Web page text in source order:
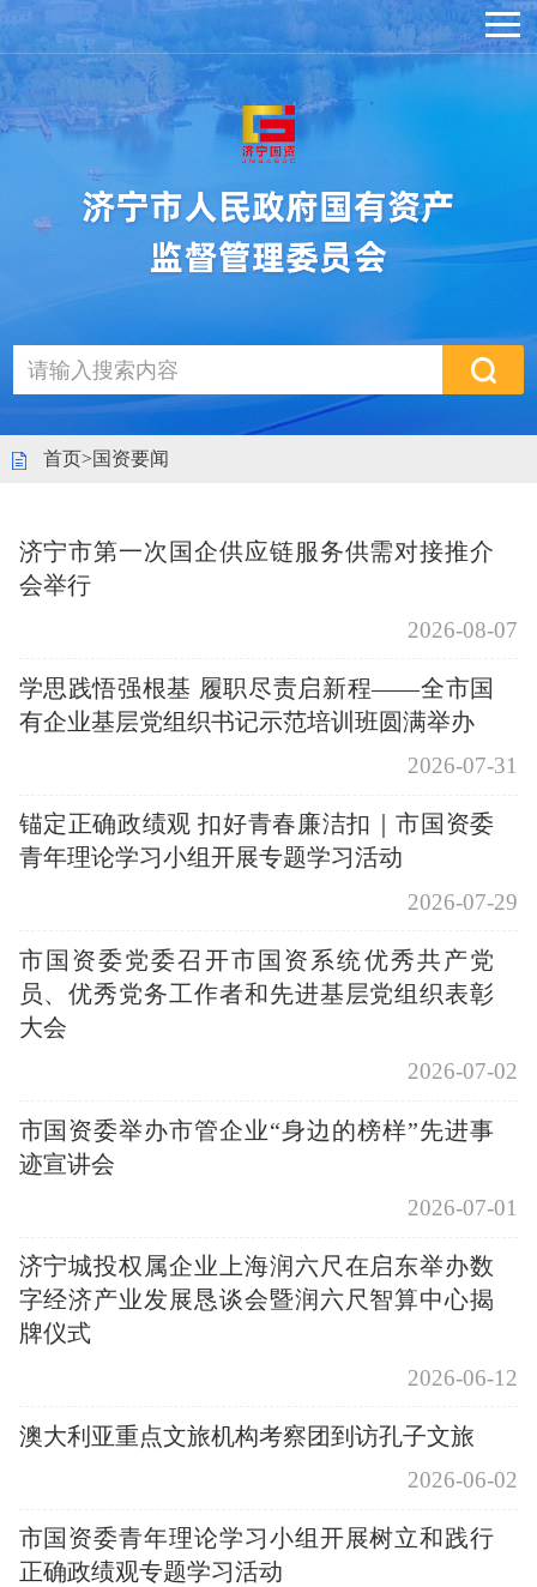
首页>国资要闻
济宁市第一次国企供应链服务供需对接推介
会举行
2026-08-07
学思践悟强根基 履职尽责启新程——全市国
有企业基层党组织书记示范培训班圆满举办
2026-07-31
锚定正确政绩观 扣好青春廉洁扣｜市国资委
青年理论学习小组开展专题学习活动
2026-07-29
市国资委党委召开市国资系统优秀共产党
员、优秀党务工作者和先进基层党组织表彰
大会
2026-07-02
市国资委举办市管企业“身边的榜样”先进事
迹宣讲会
2026-07-01
济宁城投权属企业上海润六尺在启东举办数
字经济产业发展恳谈会暨润六尺智算中心揭
牌仪式
2026-06-12
澳大利亚重点文旅机构考察团到访孔子文旅
2026-06-02
市国资委青年理论学习小组开展树立和践行
正确政绩观专题学习活动